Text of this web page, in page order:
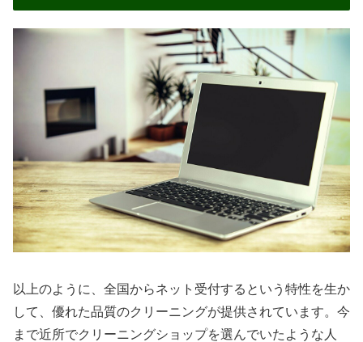
以上のように、全国からネット受付するという特性を生か
して、優れた品質のクリーニングが提供されています。今
まで近所でクリーニングショップを選んでいたような人